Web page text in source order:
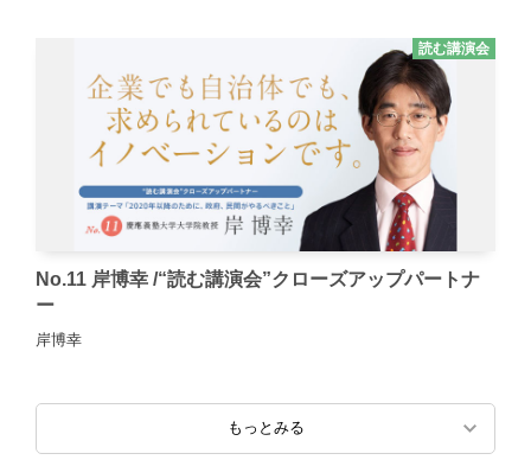
読む講演会
No.11 岸博幸 /“読む講演会”クローズアップパートナ
ー
岸博幸
もっとみる